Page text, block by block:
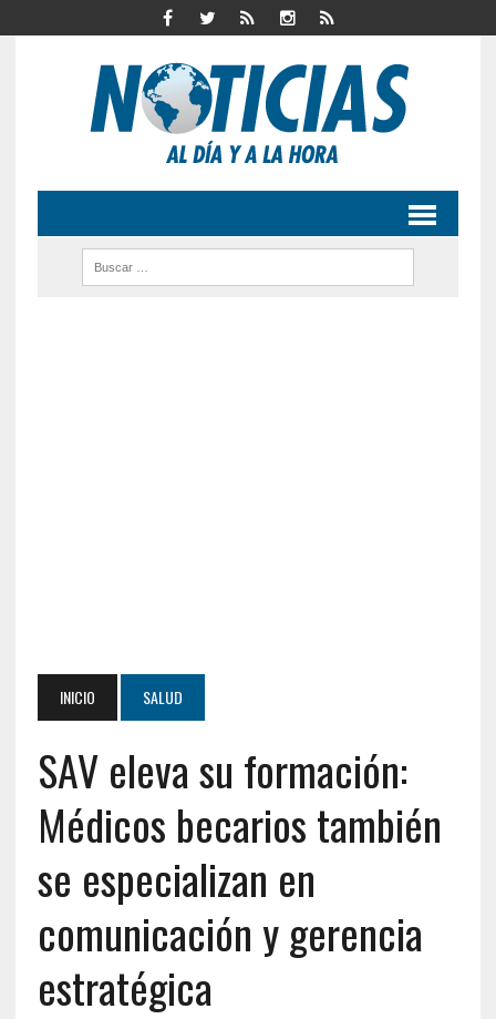
INICIO SALUD
SAV eleva su formación:
Médicos becarios también
se especializan en
comunicación y gerencia
estratégica